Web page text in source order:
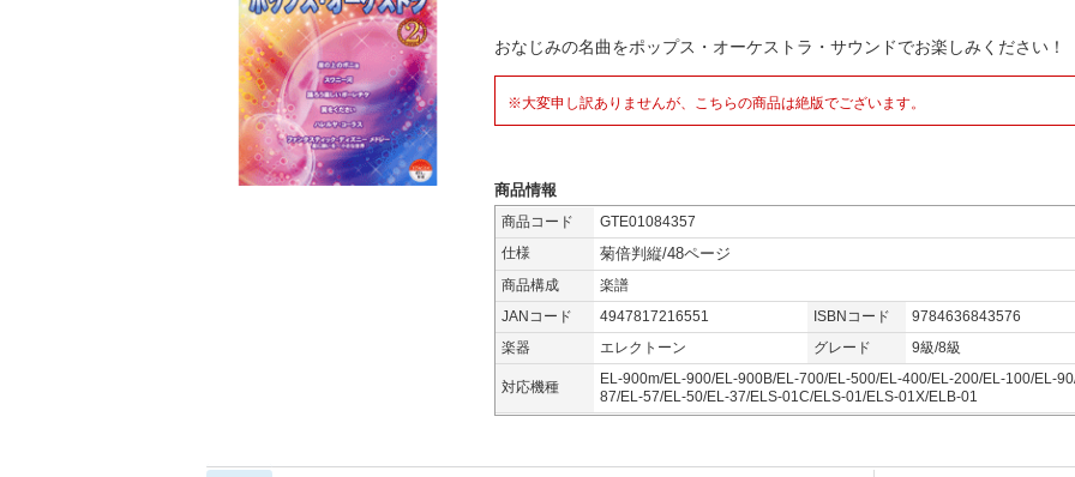
おなじみの名曲をポップス・オーケストラ・サウンドでお楽しみください！
※大変申し訳ありませんが、こちらの商品は絶版でございます。
商品情報
商品コード
GTE01084357
仕様
菊倍判縦/48ページ
商品構成
楽譜
JANコード
4947817216551 ISBNコード
9784636843576
楽器
エレクトーン グレード 9級/8級
対応機種
EL-900m/EL-900/EL-900B/EL-700/EL-500/EL-400/EL-200/EL-100/EL-
87/EL-57/EL-50/EL-37/ELS-01C/ELS-01/ELS-01X/ELB-01